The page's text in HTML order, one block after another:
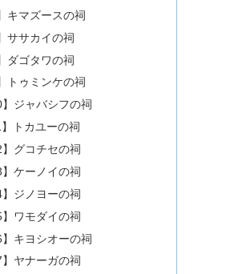
キマズースの祠
ササカイの祠
ダゴタワの祠
トゥミンケの祠
】ジャバシフの祠
】トカユーの祠
】グコチセの祠
】ケーノイの祠
】ジノヨーの祠
】ワモダイの祠
】キヨシオーの祠
】ヤナーガの祠